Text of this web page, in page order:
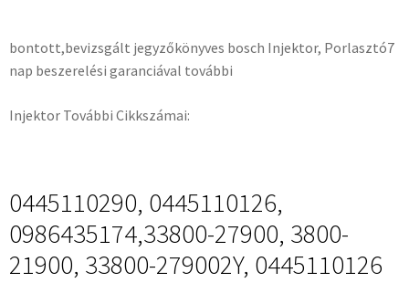
bontott,bevizsgált jegyzőkönyves bosch Injektor, Porlasztó7
nap beszerelési garanciával további
Injektor További Cikkszámai:
0445110290, 0445110126,
0986435174,33800-27900, 3800-
21900, 33800-279002Y, 0445110126